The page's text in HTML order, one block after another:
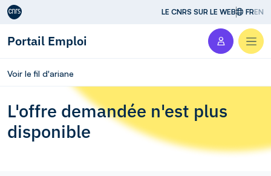
Aller au contenu LE CNRS SUR LE WEB FREN
Portail Emploi
Voir le fil d'ariane
L'offre demandée n'est plus
disponible